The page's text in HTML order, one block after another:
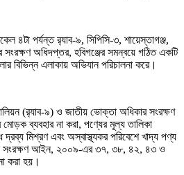
৪টা পর্যন্ত র‌্যাব-৯, সিপিসি-৩, শায়েস্তাগঞ্জ,
অধিদপ্তর, হবিগঞ্জের সমন্বয়ে গঠিত একটি
বিভিন্ন এলাকায় অভিযান পরিচালনা করে।
(র‌্যাব-৯) ও জাতীয় ভোক্তা অধিকার সংরক্ষণ
ব্যবহার না করা, পণ্যের মূল্য তালিকা
দ্রব্য মিশ্রণ এবং অস্বাস্থ্যকর পরিবেশে খাদ্য পণ্য
সংরক্ষণ আইন, ২০০৯-এর ৩৭, ৩৮, ৪২, ৪৩ ও
করা হয়।